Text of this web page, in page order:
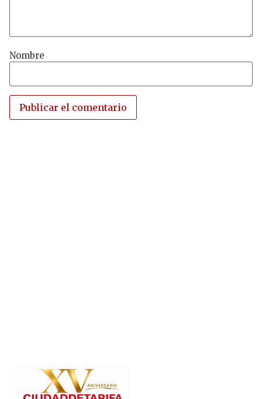
Nombre